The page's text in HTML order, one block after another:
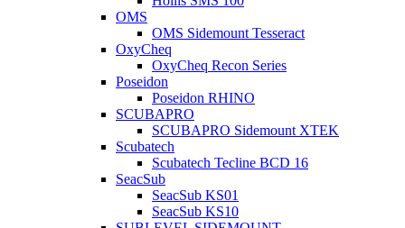
OMS
OMS Sidemount Tesseract
OxyCheq
OxyCheq Recon Series
Poseidon
Poseidon RHINO
SCUBAPRO
SCUBAPRO Sidemount XTEK
Scubatech
Scubatech Tecline BCD 16
SeacSub
SeacSub KS01
SeacSub KS10